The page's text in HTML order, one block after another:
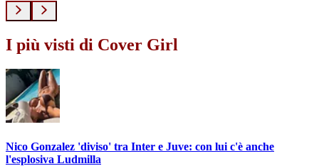
I più visti di Cover Girl
Nico Gonzalez 'diviso' tra Inter e Juve: con lui c'è anche
l'esplosiva Ludmilla